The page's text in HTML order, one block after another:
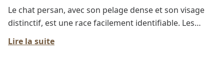
Le chat persan, avec son pelage dense et son visage
distinctif, est une race facilement identifiable. Les
origines du chat persan remontent à plusieurs siècles,
avec des racines situées au Moyen-Orient.
Lire la suite